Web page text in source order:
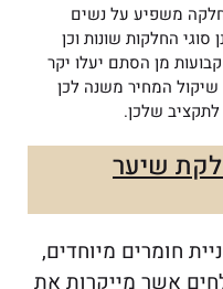
משפיע על נשים
סוגי החלקות שונות וכן
מן הסתם יעלו יקר
שיקול המחיר משנה לכן
שלכן.
שיער
חומרים מיוחדים,
אשר מייקרות את